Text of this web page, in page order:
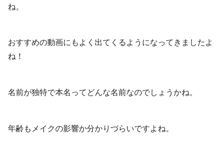
ね。
おすすめの動画にもよく出てくるようになってきましたよ
ね！
名前が独特で本名ってどんな名前なのでしょうかね。
年齢もメイクの影響か分かりづらいですよね。